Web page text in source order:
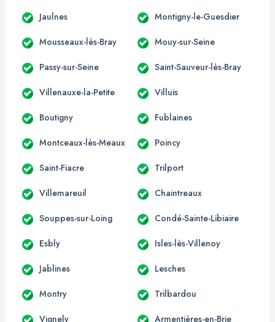
Jaulnes Montigny-le-Guesdier
Mousseaux-lès-Bray Mouy-sur-Seine
Passy-sur-Seine Saint-Sauveur-lès-Bray
Villenauxe-la-Petite Villuis
Boutigny Fublaines
Montceaux-lès-Meaux Poincy
Saint-Fiacre Trilport
Villemareuil Chaintreaux
Souppes-sur-Loing Condé-Sainte-Libiaire
Esbly Isles-lès-Villenoy
Jablines Lesches
Montry Trilbardou
Vignely Armentières-en-Brie